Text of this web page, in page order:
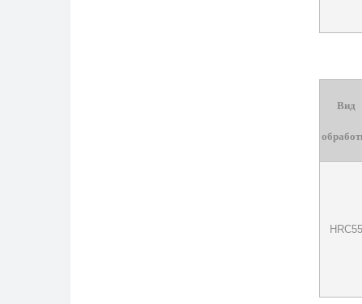
Вид
HRC55